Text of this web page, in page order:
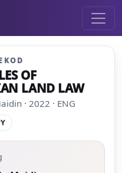
OF
LAND LAW
· 2022 · ENG